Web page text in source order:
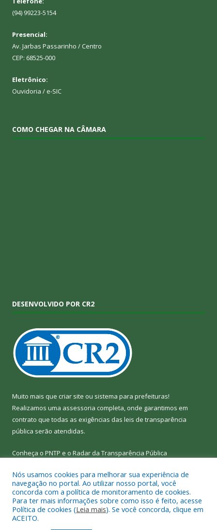
(94) 99223-5154
Presencial:
Av. Jarbas Passarinho / Centro
CEP: 68525-000
Eletrônico:
Ouvidoria / e-SIC
COMO CHEGAR NA CÂMARA
DESENVOLVIDO POR CR2
Muito mais que criar site ou sistema para prefeituras!
Realizamos uma assessoria completa, onde garantimos em
contrato que todas as exigências das leis de transparência
pública serão atendidas.
Conheça o PNTP e o Radar da Transparência Pública
Todos os direitos reservados a Câmara Municipal de Bom Jesus
do Tocantins.
Nós usamos cookies para melhorar sua experiência de
navegação no portal. Ao utilizar nosso portal, você
concorda com a política de monitoramento de cookies.
Para ter mais informações sobre como isso é feito, acesse
Política de cookies (Leia mais). Se você concorda, clique em
ACEITO.